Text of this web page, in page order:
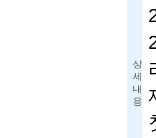
상
세
내
용